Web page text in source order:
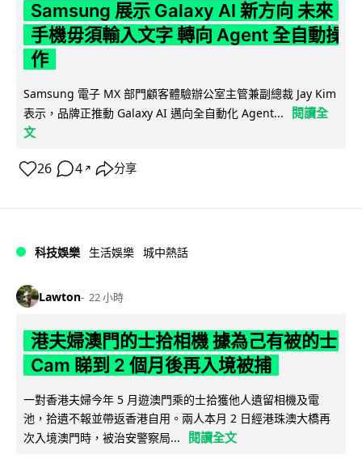
Samsung 展示 Galaxy AI 新方向 未來
手機毋須輸入文字 轉向 Agent 全自動操
作
Samsung 電子 MX 部門顧客體驗辦公室主管兼副總裁 Jay Kim
表示，品牌正推動 Galaxy AI 邁向全自動化 Agent...
閱讀全
文
26 4 ↗ 分享
科技娛樂 生活娛樂 城中熱話
Lawton 22 小時
港夫婦澳門的士拾相機 據為己有被的士
Cam 睇到 2 個月後再入境被捕
一對香港夫婦今年 5 月遊澳門乘的士拾獲他人遺留相機及電
池，拾遺不報並帶返香港自用。兩人本月 2 日經港珠澳大橋再
次入境澳門時，被治安警察局...
閱讀全文